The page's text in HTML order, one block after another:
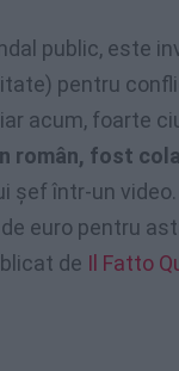
public, este
pentru
acum, foarte
român, fost
șef într-un
euro pentru
de Il Fatto